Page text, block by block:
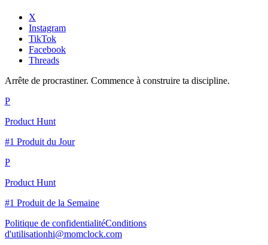
X
Instagram
TikTok
Facebook
Threads
Arrête de procrastiner. Commence à construire ta discipline.
P
Product Hunt
#1 Produit du Jour
P
Product Hunt
#1 Produit de la Semaine
Politique de confidentialitéConditions
d'utilisationhi@momclock.com